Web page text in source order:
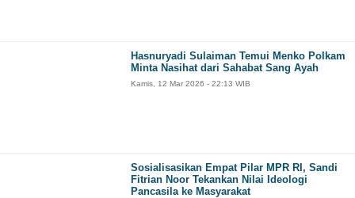
Hasnuryadi Sulaiman Temui Menko Polkam
Minta Nasihat dari Sahabat Sang Ayah
Kamis, 12 Mar 2026 - 22:13 WIB
Sosialisasikan Empat Pilar MPR RI, Sandi
Fitrian Noor Tekankan Nilai Ideologi
Pancasila ke Masyarakat